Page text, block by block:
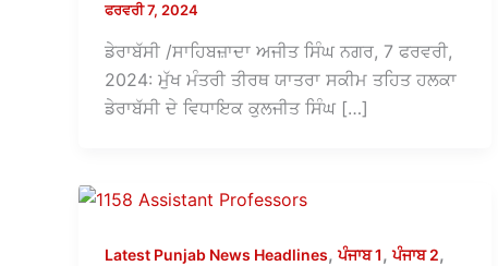
ਫਰਵਰੀ 7, 2024
ਡੇਰਾਬੱਸੀ /ਸਾਹਿਬਜ਼ਾਦਾ ਅਜੀਤ ਸਿੰਘ ਨਗਰ, 7 ਫਰਵਰੀ,
2024: ਮੁੱਖ ਮੰਤਰੀ ਤੀਰਥ ਯਾਤਰਾ ਸਕੀਮ ਤਹਿਤ ਹਲਕਾ
ਡੇਰਾਬੱਸੀ ਦੇ ਵਿਧਾਇਕ ਕੁਲਜੀਤ ਸਿੰਘ […]
Latest Punjab News Headlines,ਪੰਜਾਬ 1,ਪੰਜਾਬ 2,